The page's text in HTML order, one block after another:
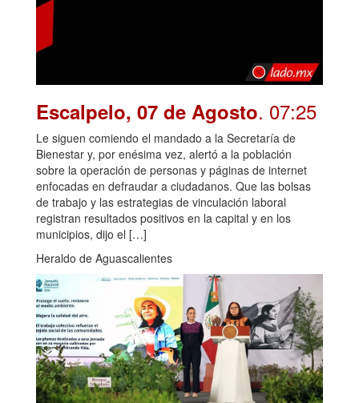
Escalpelo, 07 de Agosto. 07:25
Le siguen comiendo el mandado a la Secretaría de
Bienestar y, por enésima vez, alertó a la población
sobre la operación de personas y páginas de internet
enfocadas en defraudar a ciudadanos. Que las bolsas
de trabajo y las estrategias de vinculación laboral
registran resultados positivos en la capital y en los
municipios, dijo el […]
Heraldo de Aguascalientes